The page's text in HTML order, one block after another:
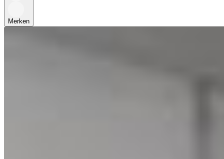
Merken